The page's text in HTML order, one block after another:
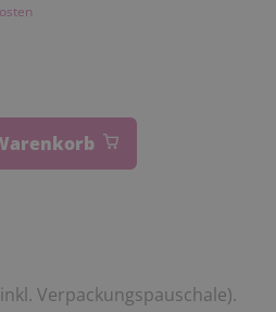
Verpackungspauschale).